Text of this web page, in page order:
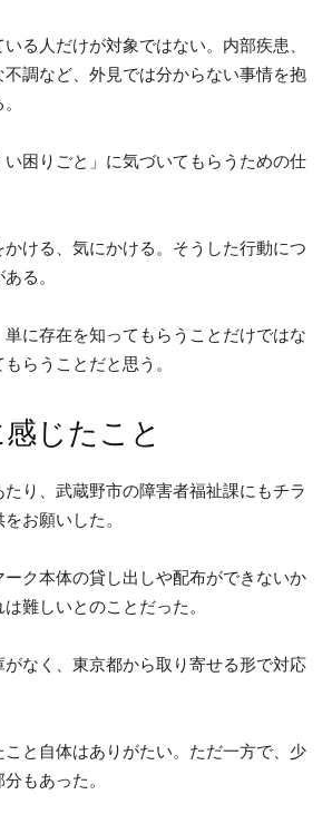
る人だけが対象ではない。内部疾患、
調など、外見では分からない事情を抱
困りごと」に気づいてもらうための仕
ける、気にかける。そうした行動につ
る。
に存在を知ってもらうことだけではな
らうことだと思う。
じたこと
り、武蔵野市の障害者福祉課にもチラ
お願いした。
ク本体の貸し出しや配布ができないか
難しいとのことだった。
なく、東京都から取り寄せる形で対応
と自体はありがたい。ただ一方で、少
もあった。